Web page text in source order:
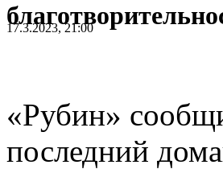
17.3.2023, 21:00
«Рубин»
последний